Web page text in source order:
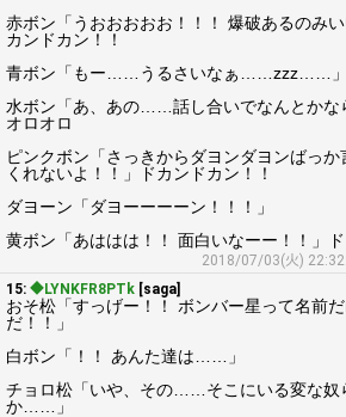
赤ボン「うおおおおお！！！ 爆破あるのみ
カンドカン！！
青ボン「もー……うるさいなぁ……zzz……」
水ボン「あ、あの……話し合いでなんとかな
オロオロ
ピンクボン「さっきからダヨンダヨンばっ
くれないよ！！」ドカンドカン！！
ダヨーン「ダヨーーーーン！！！」
黄ボン「あははは！！ 面白いなーー！！」ド
2018/07/03(火)
15: ◆LYNKFR8PTk [saga]
おそ松「すっげー！！ ボンバー星って名前
だ！！」
白ボン「！！ あんた達は……」
チョロ松「いや、その……そこにいる変な奴
か……」